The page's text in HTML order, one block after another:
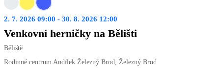
2. 7. 2026 09:00 - 30. 8. 2026 12:00
Venkovní herničky na Bělišti
Běliště
Rodinné centrum Andílek Železný Brod, Železný Brod